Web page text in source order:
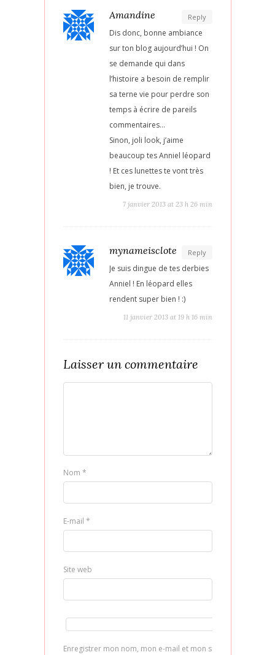
Reply
Amandine
Dis donc, bonne ambiance
sur ton blog aujourd’hui ! On
se demande qui dans
l’histoire a besoin de remplir
sa terne vie pour perdre son
temps à écrire de pareils
commentaires…
Sinon, joli look, j’aime
beaucoup tes Anniel léopard
! Et ces lunettes te vont très
bien, je trouve.
7 janvier 2013 at 23 h 26 min
Reply
mynameisclote
Je suis dingue de tes derbies
Anniel ! En léopard elles
rendent super bien ! :)
11 janvier 2013 at 19 h 16 min
Laisser un commentaire
Nom *
E-mail *
Site web
Enregistrer mon nom, mon e-mail et mon site dans le